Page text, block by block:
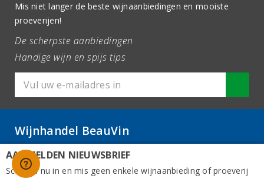
Mis niet langer de beste wijnaanbiedingen en mooiste
proeverijen!
De scherpste aanbiedingen
Handige wijn en spijs tips
Wijnhandel BeauVin
Scharlo 2
1815 CP Alkmaar
AANMELDEN NIEUWSBRIEF
Schrijf u nu in en mis geen enkele wijnaanbieding of proeverij